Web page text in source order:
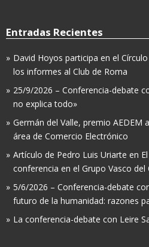
Entradas Recientes
David Hoyos participa en el
los informes al Club de Roma
25/9/2026 – Conferencia-debate
no explica todo»
Germán del Valle, premio AEDEM
área de Comercio Electrónico
Artículo de Pedro Luis Uriarte en
conferencia en el Grupo Vasco del
5/6/2026 – Conferencia-debate
futuro de la humanidad: razones
La conferencia-debate con Leire